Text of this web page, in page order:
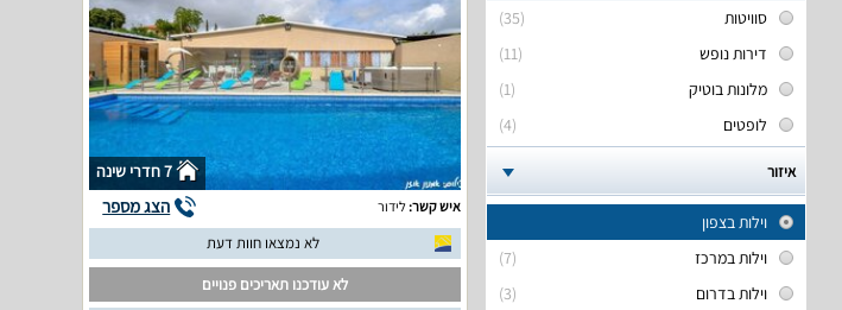
(35)
סוויטות
(11)
דירות נופש
(1)
מלונות בוטיק
(4)
לופטים
איזור
וילות בצפון
(7)
וילות במרכז
(3)
וילות בדרום
7 חדרי שינה
איש קשר:לידור הצג מספר
לא נמצאו חוות דעת
לא עודכנו תאריכים פנויים